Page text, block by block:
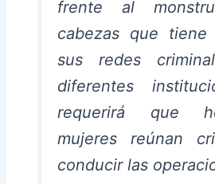
frente al
cabezas que tiene
sus redes
diferentes
requerirá que
mujeres reúnan
conducir las